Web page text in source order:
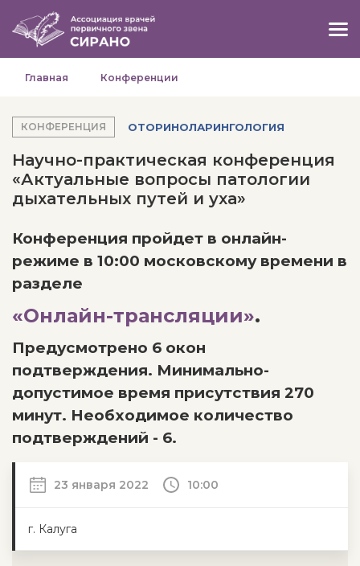
Главная Конференции
КОНФЕРЕНЦИЯ ОТОРИНОЛАРИНГОЛОГИЯ
Научно-практическая конференция
«Актуальные вопросы патологии
дыхательных путей и уха»
Конференция пройдет в онлайн-
режиме в 10:00 московскому времени в
разделе
«Онлайн-трансляции».
Предусмотрено 6 окон
подтверждения. Минимально-
допустимое время присутствия 270
минут. Необходимое количество
подтверждений - 6.
23 января 2022 10:00
г. Калуга